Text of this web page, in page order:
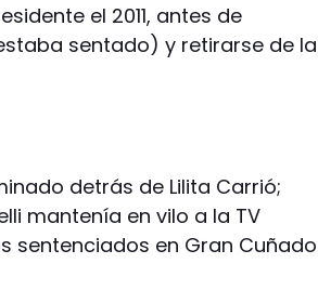
el 2011, antes de
sentado) y retirarse de la
detrás de Lilita Carrió;
mantenía en vilo a la TV
sentenciados en Gran Cuñado